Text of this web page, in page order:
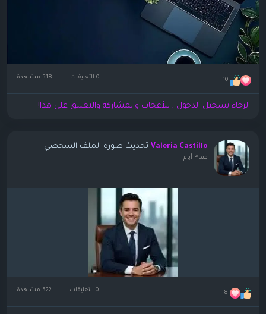
10 0 التعليقات
الرجاء تسجيل الدخول , للأعجاب والمشاركة والتعليق على هذا!
Valeria Castillo تحديث صورة الملف الشخصي
منذ ٣ أيام
8 0 التعليقات